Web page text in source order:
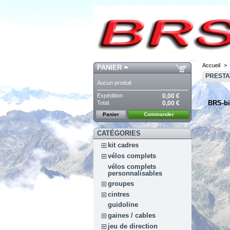
PANIER
Aucun produit
Expédition 0,00 €
Total 0,00 €
Panier Commander
CATÉGORIES
kit cadres
vélos complets
vélos complets
personnalisables
groupes
cintres
guidoline
gaines / cables
jeu de direction
Accueil >
BRS-